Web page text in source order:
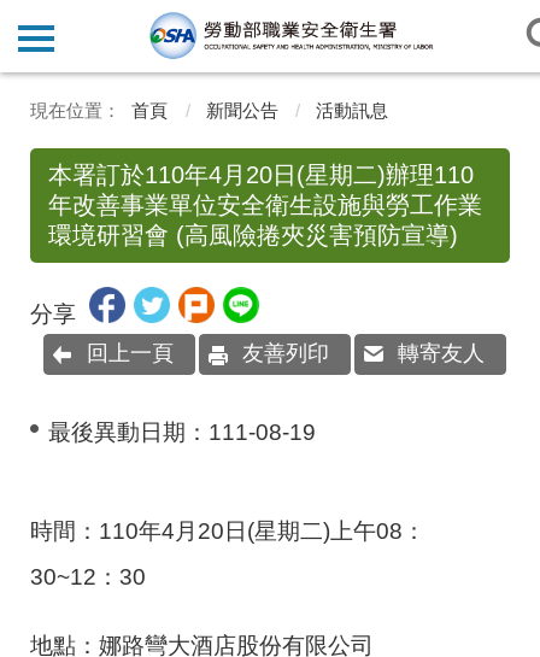
首頁 新聞公告 活動訊息
本署訂於110年4月20日(星期二)辦理110
年改善事業單位安全衛生設施與勞工作業
環境研習會 (高風險捲夾災害預防宣導)
分享
回上一頁 友善列印 轉寄友人
最後異動日期： 111-08-19
時間： 110年4 月 20日(星期二) 上午08 ：
30~12 ： 30
地點：娜路彎大酒店股份有限公司